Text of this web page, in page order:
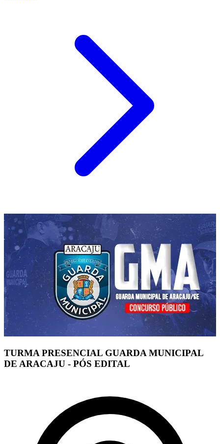
TURMA PRESENCIAL GUARDA MUNICIPAL
DE ARACAJU - PÓS EDITAL